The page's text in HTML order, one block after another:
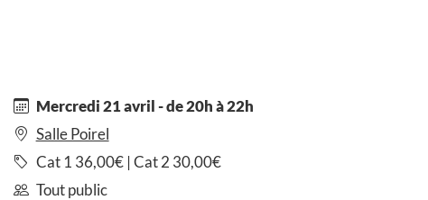
Mercredi 21 avril - de 20h à 22h
Salle Poirel
Cat 1 36,00€ | Cat 2 30,00€
Tout public